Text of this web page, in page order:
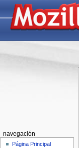
navegación
Página Principal